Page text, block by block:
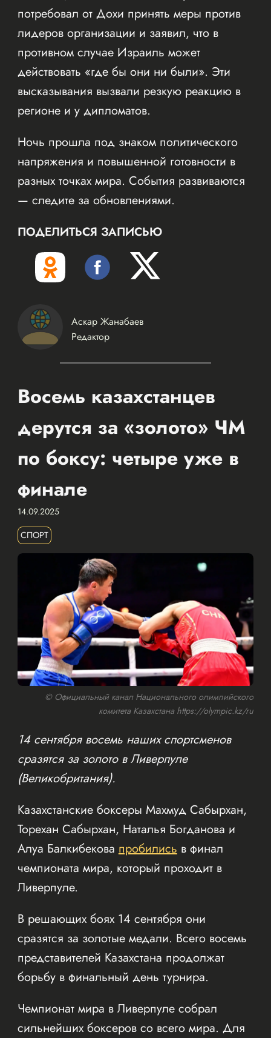
потребовал от Дохи принять меры против
лидеров организации и заявил, что в
противном случае Израиль может
действовать «где бы они ни были». Эти
высказывания вызвали резкую реакцию в
регионе и у дипломатов.
Ночь прошла под знаком политического
напряжения и повышенной готовности в
разных точках мира. События развиваются
— следите за обновлениями.
ПОДЕЛИТЬСЯ ЗАПИСЬЮ
Аскар Жанабаев
Редактор
Восемь казахстанцев
дерутся за «золото» ЧМ
по боксу: четыре уже в
финале
14.09.2025
СПОРТ
© Официальный канал Национального олимпийского
комитета Казахстана https://olympic.kz/ru
14 сентября восемь наших спортсменов
сразятся за золото в Ливерпуле
(Великобритания).
Казахстанские боксеры Махмуд Сабырхан,
Торехан Сабырхан, Наталья Богданова и
Алуа Балкибековапробилисьв финал
чемпионата мира, который проходит в
Ливерпуле.
В решающих боях 14 сентября они
сразятся за золотые медали. Всего восемь
представителей Казахстана продолжат
борьбу в финальный день турнира.
Чемпионат мира в Ливерпуле собрал
сильнейших боксеров со всего мира. Для